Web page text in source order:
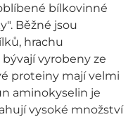
bílkovinné
Běžné jsou
hrachu
vyrobeny ze
proteiny mají velmi
aminokyselin je
vysoké množství